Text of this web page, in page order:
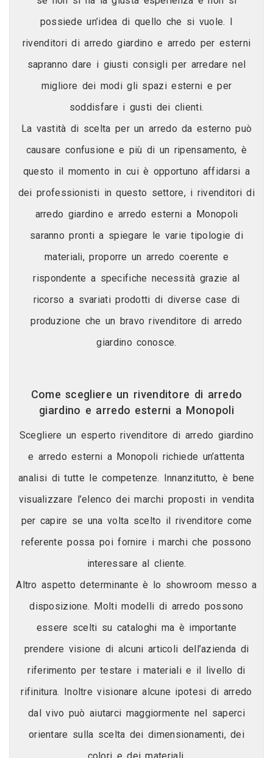
possiede un’idea di quello che si vuole. I
rivenditori di arredo giardino e arredo per esterni
sapranno dare i giusti consigli per arredare nel
migliore dei modi gli spazi esterni e per
soddisfare i gusti dei clienti.
La vastità di scelta per un arredo da esterno può
causare confusione e più di un ripensamento, è
questo il momento in cui è opportuno affidarsi a
dei professionisti in questo settore, i rivenditori di
arredo giardino e arredo esterni a Monopoli
saranno pronti a spiegare le varie tipologie di
materiali, proporre un arredo coerente e
rispondente a specifiche necessità grazie al
ricorso a svariati prodotti di diverse case di
produzione che un bravo rivenditore di arredo
giardino conosce.
Come scegliere un rivenditore di arredo
giardino e arredo esterni a Monopoli
Scegliere un esperto rivenditore di arredo giardino
e arredo esterni a Monopoli richiede un’attenta
analisi di tutte le competenze. Innanzitutto, è bene
visualizzare l’elenco dei marchi proposti in vendita
per capire se una volta scelto il rivenditore come
referente possa poi fornire i marchi che possono
interessare al cliente.
Altro aspetto determinante è lo showroom messo a
disposizione. Molti modelli di arredo possono
essere scelti su cataloghi ma è importante
prendere visione di alcuni articoli dell’azienda di
riferimento per testare i materiali e il livello di
rifinitura. Inoltre visionare alcune ipotesi di arredo
dal vivo può aiutarci maggiormente nel saperci
orientare sulla scelta dei dimensionamenti, dei